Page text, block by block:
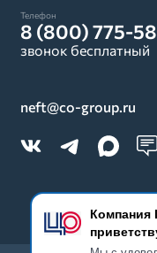
Телефон
8 (800) 775-
звонок бесплатный
neft@co-group.ru
Компания